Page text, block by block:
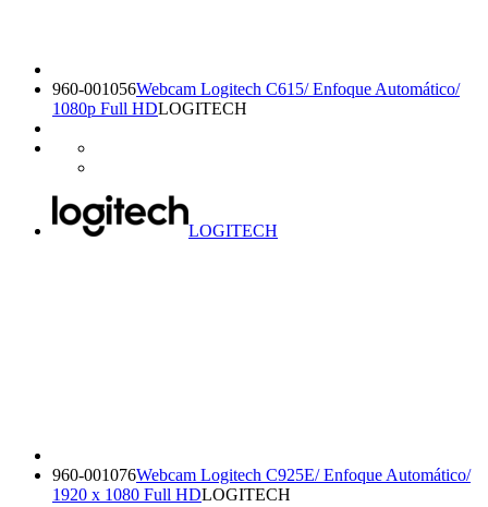
960-001056Webcam Logitech C615/ Enfoque Automático/
1080p Full HDLOGITECH
LOGITECH
960-001076Webcam Logitech C925E/ Enfoque Automático/
1920 x 1080 Full HDLOGITECH